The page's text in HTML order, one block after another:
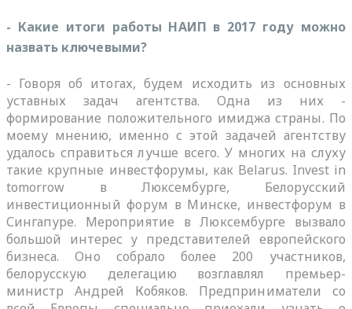
- Какие итоги работы НАИП в 2017 году можно
назвать ключевыми?
- Говоря об итогах, будем исходить из основных
уставных задач агентства. Одна из них -
формирование положительного имиджа страны. По
моему мнению, именно с этой задачей агентству
удалось справиться лучше всего. У многих на слуху
такие крупные инвестфорумы, как Belarus. Invest in
tomorrow в Люксембурге, Белорусский
инвестиционный форум в Минске, инвестфорум в
Сингапуре. Мероприятие в Люксембурге вызвало
большой интерес у представителей европейского
бизнеса. Оно собрало более 200 участников,
белорусскую делегацию возглавлял премьер-
министр Андрей Кобяков. Предприниматели со